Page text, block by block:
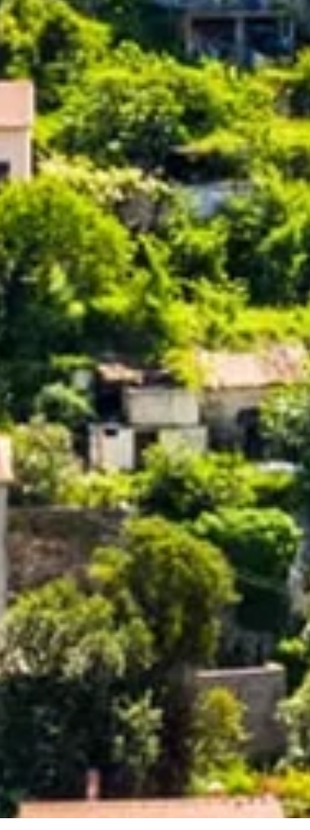
Home
Unsere Wohnungen
Ferienhaus
Kontakt
DOM KRK
Oštrobradić 16c
51511 Malinska-Dubašnica
Otok Krk
+41 79 436 38 05
info@dom-krk.com